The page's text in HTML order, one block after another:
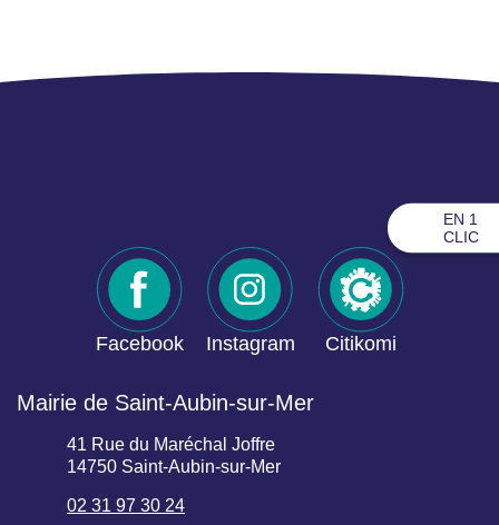
Facebook Instagram Citikomi
Mairie de Saint-Aubin-sur-Mer
41 Rue du Maréchal Joffre
14750 Saint-Aubin-sur-Mer
02 31 97 30 24
EN 1
CLIC